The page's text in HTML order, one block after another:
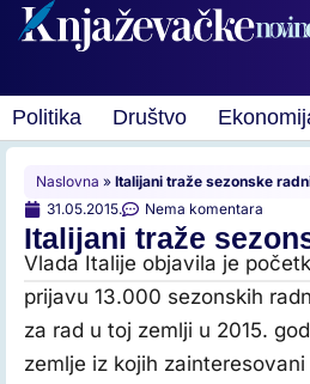
Politika Društvo
Naslovna » Italijani traže sezonske
31.05.2015.
Nema komentara
Italijani traže
Vlada Italije objavila je
prijavu 13.000 sezonskih
za rad u toj zemlji u 2015.
zemlje iz kojih